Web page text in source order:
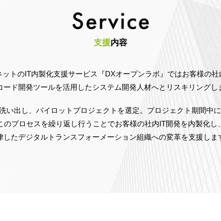
支援内容
ットのIT内製化支援サービス『DXオープンラボ』ではお客様の社
ード開発ツールを活用したシステム開発人材へとリスキリングし
い出し、パイロットプロジェクトを選定。プロジェクト期間中
のプロセスを繰り返し行うことでお客様の社内IT開発を内製化し
したデジタルトランスフォーメーション組織への変革を支援しま